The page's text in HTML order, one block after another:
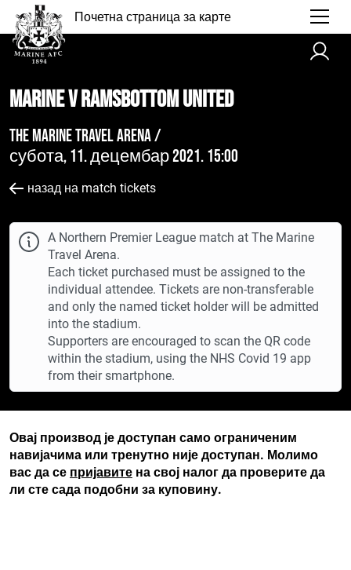
Почетна страница за карте
Marine v Ramsbottom United
The Marine Travel Arena /
субота, 11. децембар 2021. 15:00
назад на match tickets
A Northern Premier League match at The Marine
Travel Arena.
Each ticket purchased must be assigned to the
individual attendee. Tickets are non-transferable
and only the named ticket holder will be admitted
into the stadium.
Supporters are encouraged to scan the QR code
within the stadium, using the NHS Covid 19 app
from their smartphone.
Овај производ је доступан само ограниченим
навијачима или тренутно није доступан. Молимо
вас да се пријавите на свој налог да проверите да
ли сте сада подобни за куповину.